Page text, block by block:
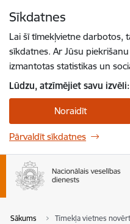
Sīkdatnes
Lai šī tīmekļvietne darbotos,
sīkdatnes. Ar Jūsu
izmantotas statistikas un
Lūdzu, atzīmējiet savu izvēli:
Noraidīt
Pārvaldīt sīkdatnes
Sākums Tīmekļa vietnes